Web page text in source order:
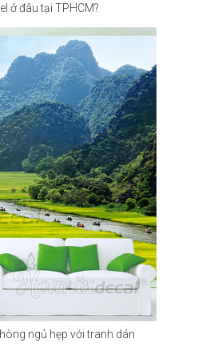
ở đâu tại TPHCM?
ngủ hẹp với tranh dán